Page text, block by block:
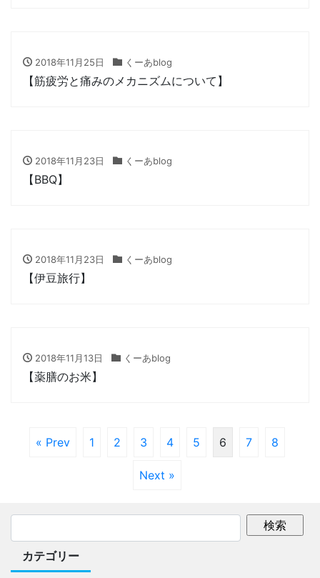
2018年11月25日 くーあblog
【筋疲労と痛みのメカニズムについて】
2018年11月23日 くーあblog
【BBQ】
2018年11月23日 くーあblog
【伊豆旅行】
2018年11月13日 くーあblog
【薬膳のお米】
« Prev 1 2 3 4 5 6 7 8
Next »
カテゴリー